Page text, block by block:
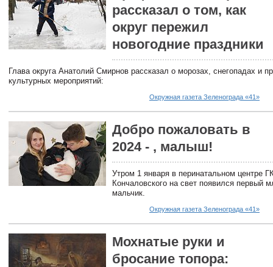
рассказал о том, как
округ пережил
новогодние праздники
Глава округа Анатолий Смирнов рассказал о морозах, снегопадах и
культурных мероприятий:
Окружная газета Зеленограда «41»
Добро пожаловать в
2024 - , малыш!
Утром 1 января в перинатальном центре
Кончаловского на свет появился первый
мальчик.
Окружная газета Зеленограда «41»
Мохнатые руки и
бросание топора: